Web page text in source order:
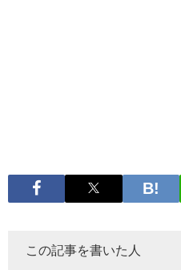
この記事を書いた人